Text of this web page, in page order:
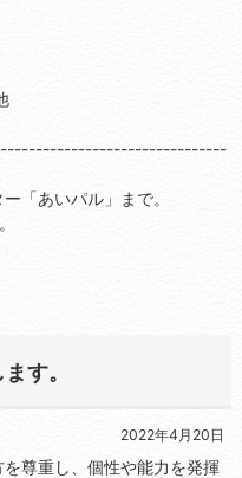
「あいパル」まで。
す。
2022年4月20日
尊重し、個性や能力を発揮